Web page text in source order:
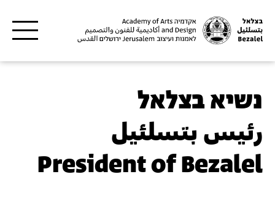
נשיא בצלאל
رئيس بتسلئيل
President of Bezalel